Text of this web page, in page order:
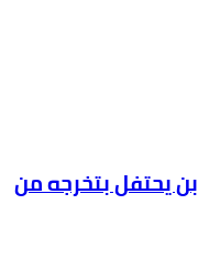
يحتفل بتخرجه من